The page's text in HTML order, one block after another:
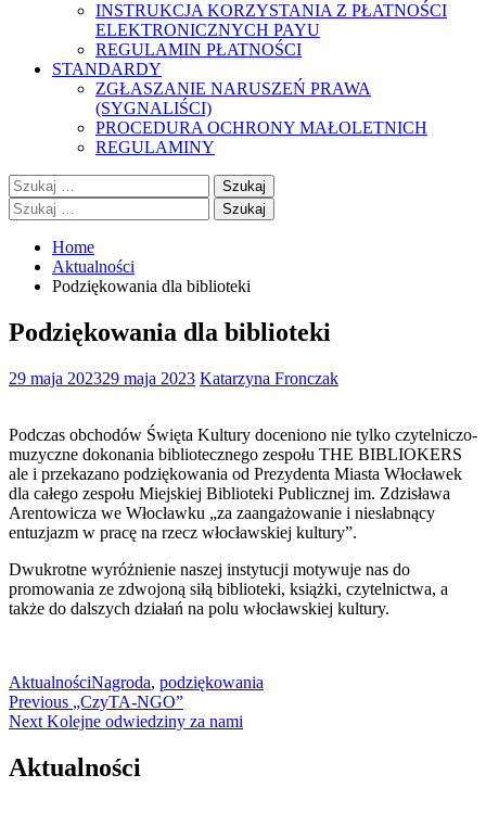
INSTRUKCJA KORZYSTANIA Z PŁATNOŚCI
ELEKTRONICZNYCH PAYU
REGULAMIN PŁATNOŚCI
STANDARDY
ZGŁASZANIE NARUSZEŃ PRAWA
(SYGNALIŚCI)
PROCEDURA OCHRONY MAŁOLETNICH
REGULAMINY
Szukaj:
Szukaj:
Home
Aktualności
Podziękowania dla biblioteki
Podziękowania dla biblioteki
29 maja 202329 maja 2023 Katarzyna Fronczak
Podczas obchodów Święta Kultury doceniono nie tylko czytelniczo-
muzyczne dokonania bibliotecznego zespołu THE BIBLIOKERS
ale i przekazano podziękowania od Prezydenta Miasta Włocławek
dla całego zespołu Miejskiej Biblioteki Publicznej im. Zdzisława
Arentowicza we Włocławku „za zaangażowanie i niesłabnący
entuzjazm w pracę na rzecz włocławskiej kultury”.
Dwukrotne wyróżnienie naszej instytucji motywuje nas do
promowania ze zdwojoną siłą biblioteki, książki, czytelnictwa, a
także do dalszych działań na polu włocławskiej kultury.
AktualnościNagroda, podziękowania
Nawigacja
wpisu
Previous
Previous
post:
„CzyTA-NGO”
Next Next
Kolejne odwiedziny za nami
Aktualności